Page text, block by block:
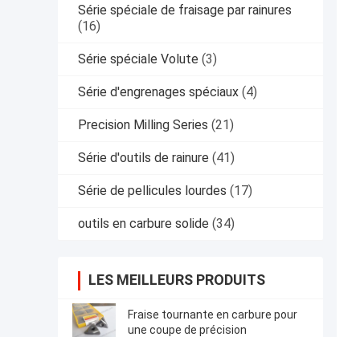
Série spéciale de fraisage par rainures
(16)
Série spéciale Volute (3)
Série d'engrenages spéciaux (4)
Precision Milling Series (21)
Série d'outils de rainure (41)
Série de pellicules lourdes (17)
outils en carbure solide (34)
LES MEILLEURS PRODUITS
Fraise tournante en carbure pour
une coupe de précision